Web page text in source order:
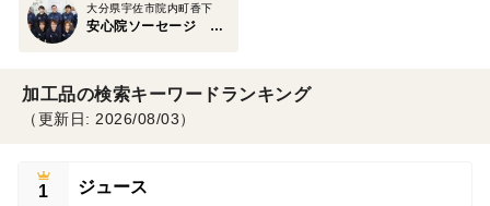
大分県宇佐市院内町香下
安心院ソーセージ 宇佐ジビエファクトリー
加工品の検索キーワードランキング
（更新日: 2026/08/03）
1 ジュース